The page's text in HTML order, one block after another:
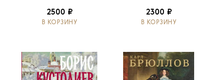
2500 ₽
В КОРЗИНУ
2300 ₽
В КОРЗИНУ